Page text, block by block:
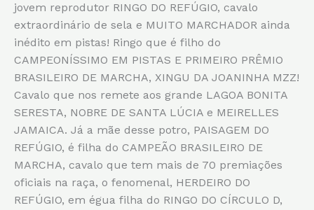
jovem reprodutor RINGO DO REFÚGIO, cavalo
extraordinário de sela e MUITO MARCHADOR ainda
inédito em pistas! Ringo que é filho do
CAMPEONÍSSIMO EM PISTAS E PRIMEIRO PRÊMIO
BRASILEIRO DE MARCHA, XINGU DA JOANINHA MZZ!
Cavalo que nos remete aos grande LAGOA BONITA
SERESTA, NOBRE DE SANTA LÚCIA e MEIRELLES
JAMAICA. Já a mãe desse potro, PAISAGEM DO
REFÚGIO, é filha do CAMPEÃO BRASILEIRO DE
MARCHA, cavalo que tem mais de 70 premiações
oficiais na raça, o fenomenal, HERDEIRO DO
REFÚGIO, em égua filha do RINGO DO CÍRCULO D,